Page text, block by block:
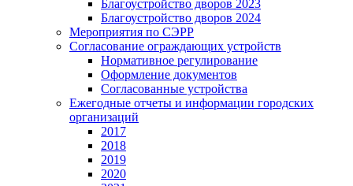
Благоустройство дворов 2023
Благоустройство дворов 2024
Мероприятия по СЭРР
Согласование ограждающих устройств
Нормативное регулирование
Оформление документов
Согласованные устройства
Ежегодные отчеты и информации городских
организаций
2017
2018
2019
2020